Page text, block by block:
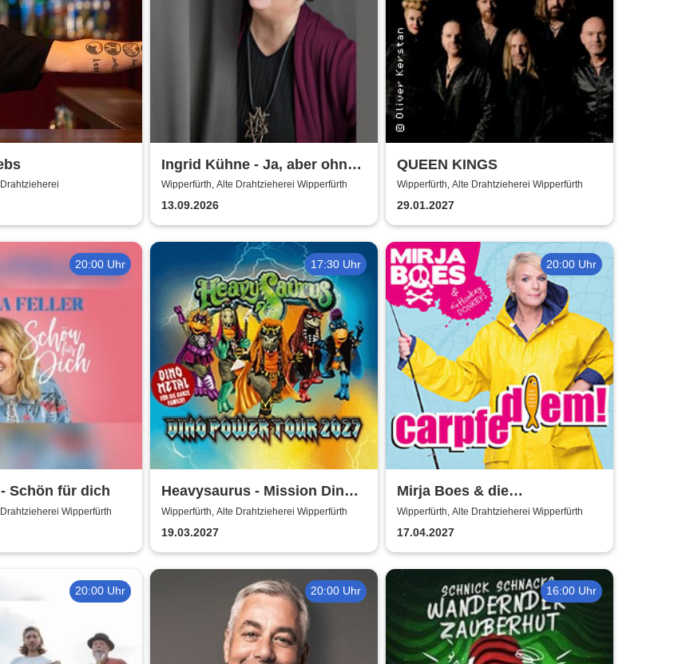
Ingrid Kühne - Ja, aber ohne
mich!
Wipperfürth, Alte Drahtzieherei Wipperfürth
13.09.2026
QUEEN KINGS
Wipperfürth, Alte Drahtzieherei Wipperfürth
29.01.2027
20:00 Uhr
Schön für dich
Wipperfürth
17:30 Uhr
Heavysaurus - Mission Dino
Power Tour 2027
Wipperfürth, Alte Drahtzieherei Wipperfürth
19.03.2027
20:00 Uhr
Mirja Boes & die
HonkeyDonkeys - carpfe
diem!
Wipperfürth, Alte Drahtzieherei Wipperfürth
17.04.2027
20:00 Uhr 20:00 Uhr 16:00 Uhr